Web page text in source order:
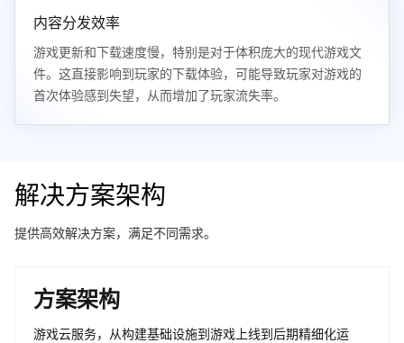
内容分发效率
游戏更新和下载速度慢，特别是对于体积庞大的现代游戏文
件。这直接影响到玩家的下载体验，可能导致玩家对游戏的
首次体验感到失望，从而增加了玩家流失率。
解决方案架构
提供高效解决方案，满足不同需求。
方案架构
游戏云服务，从构建基础设施到游戏上线到后期精细化运